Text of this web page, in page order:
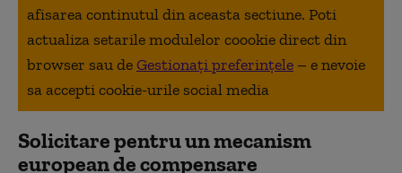
afisarea continutul din aceasta sectiune. Poti
actualiza setarile modulelor coookie direct din
browser sau deGestionați preferințele – e nevoie
sa accepti cookie-urile social media
Solicitare pentru un mecanism
european de compensare